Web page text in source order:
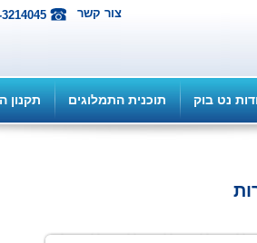
צור קשר
נט בוק תוכנית התמלוגים תקנון